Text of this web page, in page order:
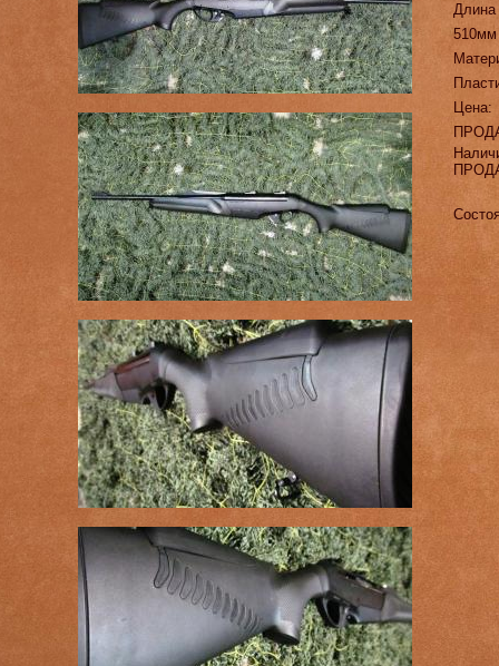
510мм
Цена: